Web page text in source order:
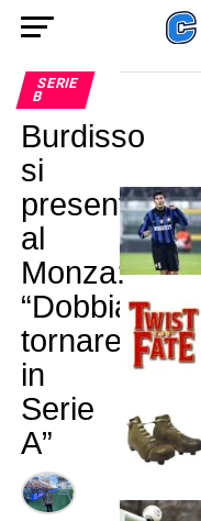
SERIE
B
Burdisso
si
presenta
al
Monza:
“Dobbiamo
tornare
in
Serie
A”